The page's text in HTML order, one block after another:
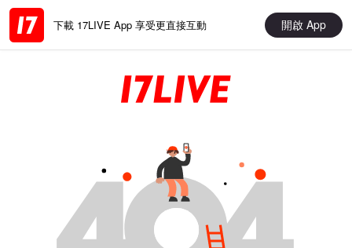
下載 17LIVE App 享受更直接互動 開啟 App